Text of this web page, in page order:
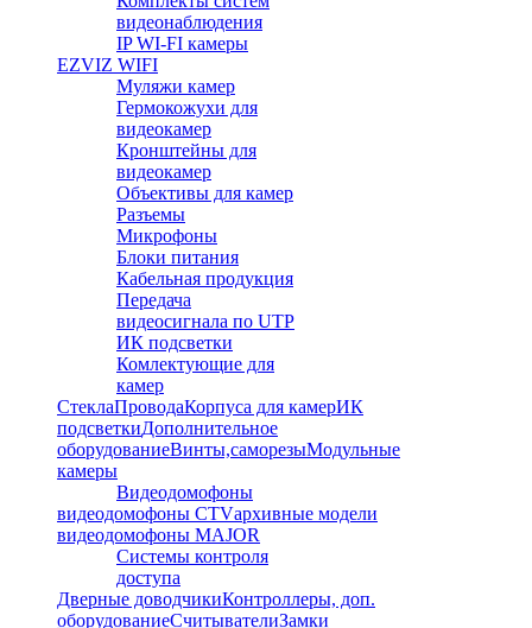
видеонаблюдения
IP WI-FI камеры
EZVIZ WIFI
Муляжи камер
Гермокожухи для
видеокамер
Кронштейны для
видеокамер
Объективы для камер
Разъемы
Микрофоны
Блоки питания
Кабельная продукция
Передача
видеосигнала по UTP
ИК подсветки
Комлектующие для
камер
СтеклаПроводаКорпуса для камерИК
подсветкиДополнительное
оборудованиеВинты,саморезыМодульные
камеры
Видеодомофоны
видеодомофоны CTVархивные модели
видеодомофоны MAJOR
Системы контроля
доступа
Дверные доводчикиКонтроллеры, доп.
оборудованиеСчитывателиЗамки